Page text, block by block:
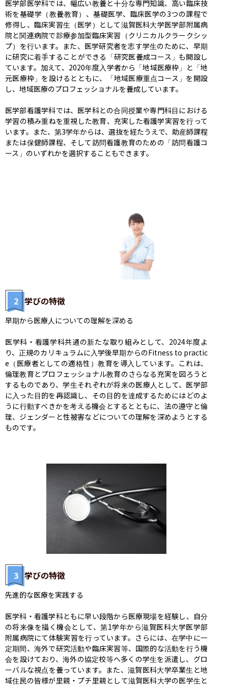
医学部医学科では、幅広い教養と十分な専門知識、高い臨床技
術を基礎学（教養教育）、基礎医学、臨床医学の3つの課程で
修得し、臨床実習生（医学）として滋賀医科大学医学部附属病
院と関連病院で診療参加型臨床実習（クリニカルクラークシッ
プ）を行います。また、医学研究者を志す学生のために、早期
に研究に着手することができる「研究医養成コース」も開設し
ています。加えて、2020年度入学者から「地域医療枠」と「地
元医療枠」を設けるとともに、「地域医療重点コース」を開設
し、地域医療のプロフェッショナルを養成しています。
医学部看護学科では、医学科との合同授業や専門科目における
学習の積み重ねを重視した教育、充実した看護学実習を行って
います。また、第3学年からは、選抜を経たうえで、助産師課程
または保健師課程、そして訪問看護教育のための「訪問看護コ
ース」のいずれかを選択することもできます。
2 学びの特徴
早期から医療人についての理解を深める
医学科・看護学科共通の新たな取り組みとして、2024年度よ
り、正規のカリキュラムに入学後早期からのFitness to practic
e（医療者としての適格性）教育を導入しています。これは、
倫理教育とプロフェッショナル教育のさらなる充実を図ろうと
するものであり、学生それぞれが将来の医療人として、医学部
に入った目的を再認識し、その目的を達成するためにはどのよ
うに行動すべきかを考える機会とするとともに、法の遵守と倫
理、ジェンダーと性被害などについての理解を深めようとする
ものです。
3 学びの特徴
先進的な医療を実践する
医学科・看護学科ともに早い段階から医療現場を経験し、自分
の将来像を描く機会として、第1学年から滋賀医科大学医学部
附属病院にて体験実習を行っています。さらには、在学中に一
定期間、海外で研究活動や臨床実習等、国際的な活動を行う機
会を設けており、海外の協定校等へ多くの学生を派遣し、グロ
ーバルな視点を養っています。また、滋賀医科大学卒業生と地
域住民の皆様が里親・プチ里親として滋賀医科大学の医学生と